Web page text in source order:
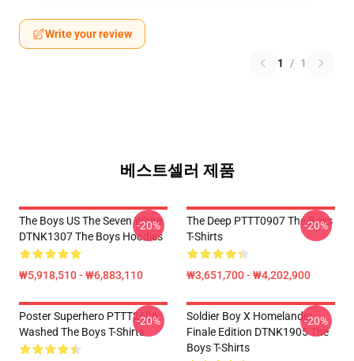
Write your review
1 / 1
베스트셀러 제품
The Boys US The Seven White
DTNK1307 The Boys Hoodies
₩5,918,510 - ₩6,883,110
-20%
The Deep PTTT0907 The Boys
T-Shirts
₩3,651,700 - ₩4,202,900
-20%
Poster Superhero PTTT2606
Washed The Boys T-Shirts
-20%
Soldier Boy X Homelander
Finale Edition DTNK1905 The
Boys T-Shirts
-20%